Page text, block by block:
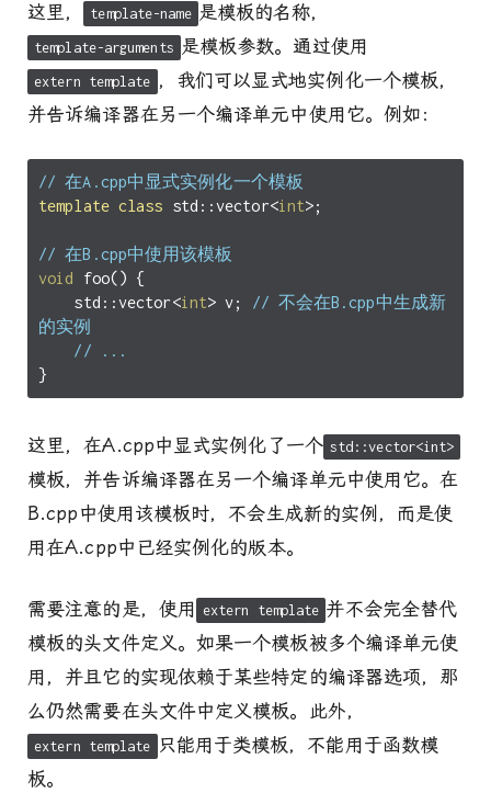
这里， template-name 是模板的名称，
template-arguments 是模板参数。通过使用
extern template ，我们可以显式地实例化一个模板，
并告诉编译器在另一个编译单元中使用它。例如：
// 在A.cpp中显式实例化一个模板
template class std ::vector<int>;
// 在B.cpp中使用该模板
void
foo() {
std ::vector<int> v;
// 不会在B.cpp中生成新
的实例
// ...
}
这里，在A.cpp中显式实例化了一个 std::vector<int>
模板，并告诉编译器在另一个编译单元中使用它。在
B.cpp中使用该模板时，不会生成新的实例，而是使
用在A.cpp中已经实例化的版本。
需要注意的是，使用 extern template 并不会完全替代
模板的头文件定义。如果一个模板被多个编译单元使
用，并且它的实现依赖于某些特定的编译器选项，那
么仍然需要在头文件中定义模板。此外，
extern template 只能用于类模板，不能用于函数模
板。